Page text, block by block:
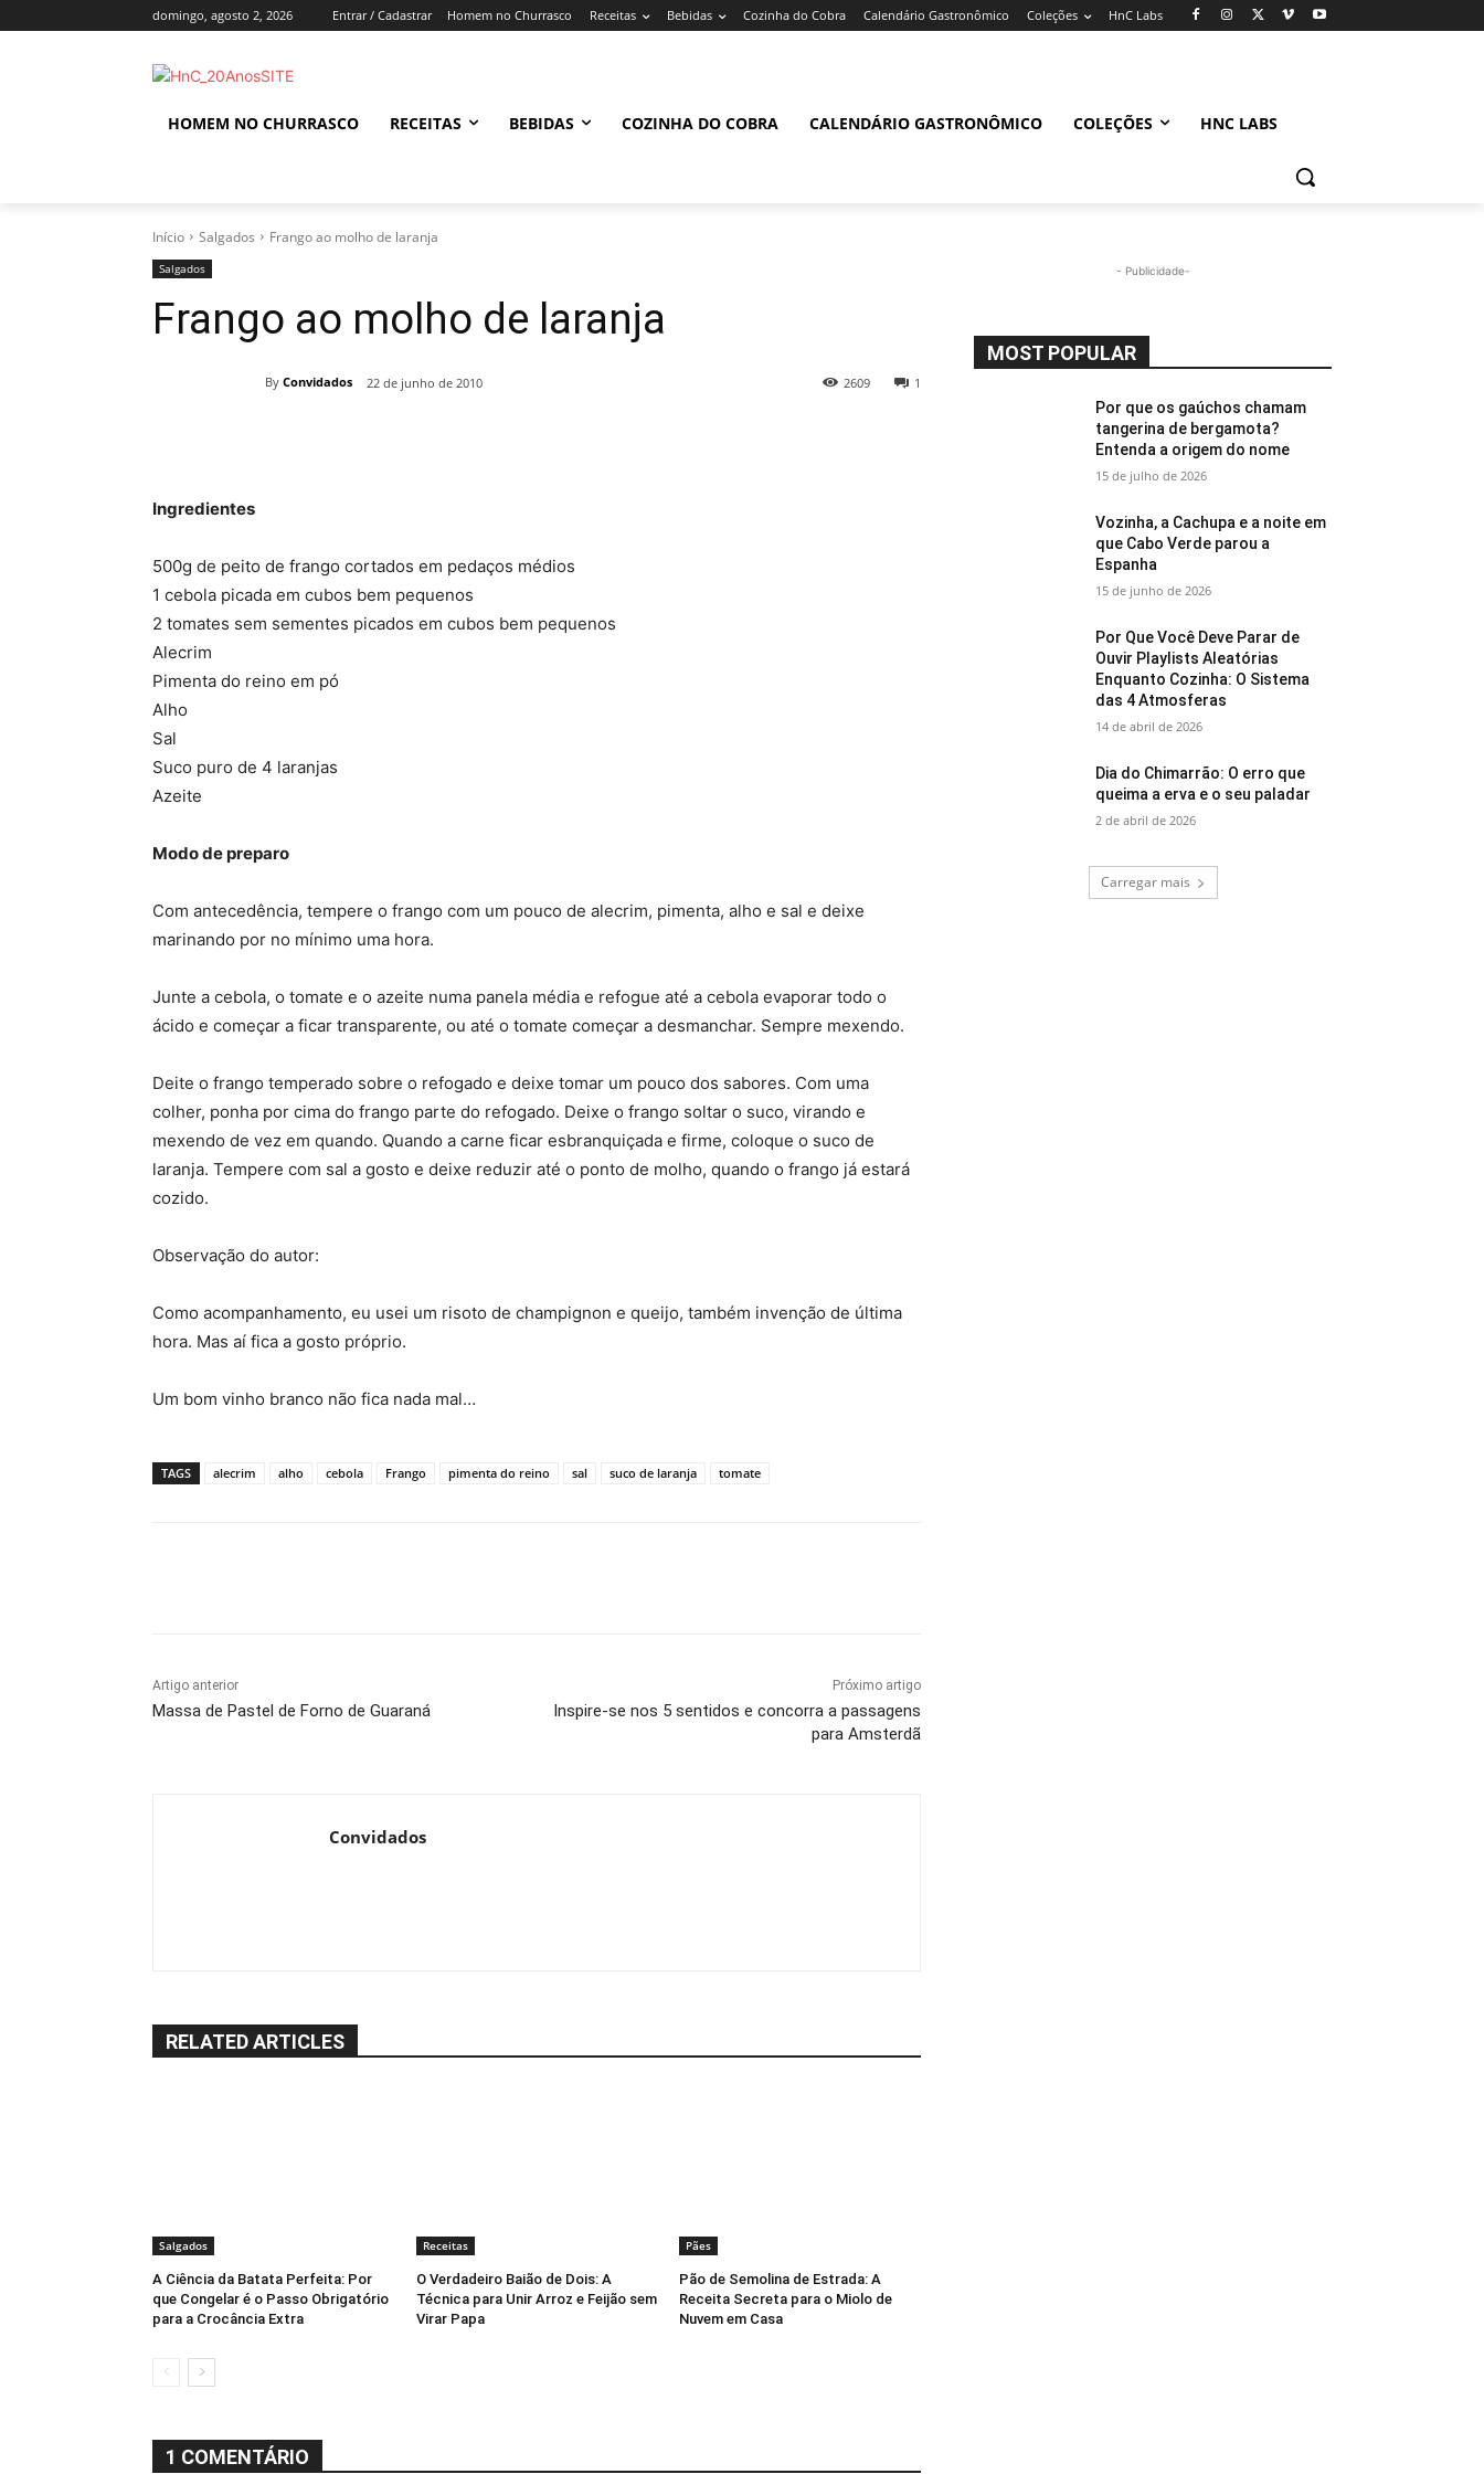
domingo, agosto 2, 2026 Entrar / Cadastrar Homem no Churrasco Receitas Bebidas Cozinha do Cobra Calendário Gastronômico Coleções HnC Labs
HOMEM NO CHURRASCO RECEITAS BEBIDAS COZINHA DO COBRA CALENDÁRIO GASTRONÔMICO COLEÇÕES HNC LABS
Início Salgados Frango ao molho de laranja
Salgados
Frango ao molho de laranja
By Convidados 22 de junho de 2010 1
2609
Ingredientes
500g de peito de frango cortados em pedaços médios
1 cebola picada em cubos bem pequenos
2 tomates sem sementes picados em cubos bem pequenos
Alecrim
Pimenta do reino em pó
Alho
Sal
Suco puro de 4 laranjas
Azeite
Modo de preparo
Com antecedência, tempere o frango com um pouco de alecrim, pimenta, alho e sal e deixe
marinando por no mínimo uma hora.
Junte a cebola, o tomate e o azeite numa panela média e refogue até a cebola evaporar todo o
ácido e começar a ficar transparente, ou até o tomate começar a desmanchar. Sempre mexendo.
Deite o frango temperado sobre o refogado e deixe tomar um pouco dos sabores. Com uma
colher, ponha por cima do frango parte do refogado. Deixe o frango soltar o suco, virando e
mexendo de vez em quando. Quando a carne ficar esbranquiçada e firme, coloque o suco de
laranja. Tempere com sal a gosto e deixe reduzir até o ponto de molho, quando o frango já estará
cozido.
Observação do autor:
Como acompanhamento, eu usei um risoto de champignon e queijo, também invenção de última
hora. Mas aí fica a gosto próprio.
Um bom vinho branco não fica nada mal…
TAGS alecrim alho cebola Frango pimenta do reino sal suco de laranja tomate
Artigo anterior
Massa de Pastel de Forno de Guaraná
Próximo artigo
Inspire-se nos 5 sentidos e concorra a passagens
para Amsterdã
Convidados
RELATED ARTICLES
Salgados
A Ciência da Batata Perfeita: Por
que Congelar é o Passo Obrigatório
para a Crocância Extra
Receitas
O Verdadeiro Baião de Dois: A
Técnica para Unir Arroz e Feijão sem
Virar Papa
Pães
Pão de Semolina de Estrada: A
Receita Secreta para o Miolo de
Nuvem em Casa
1 COMENTÁRIO
- Publicidade-
MOST POPULAR
Por que os gaúchos chamam
tangerina de bergamota?
Entenda a origem do nome
15 de julho de 2026
Vozinha, a Cachupa e a noite em
que Cabo Verde parou a
Espanha
15 de junho de 2026
Por Que Você Deve Parar de
Ouvir Playlists Aleatórias
Enquanto Cozinha: O Sistema
das 4 Atmosferas
14 de abril de 2026
Dia do Chimarrão: O erro que
queima a erva e o seu paladar
2 de abril de 2026
Carregar mais